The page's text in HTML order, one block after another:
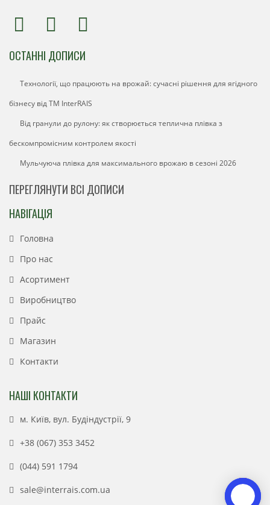
ОСТАННІ ДОПИСИ
Технології, що працюють на врожай: сучасні рішення для ягідного
бізнесу від ТМ InterRAIS
Від гранули до рулону: як створюється теплична плівка з
бескомпромісним контролем якості
Мульчуюча плівка для максимального врожаю в сезоні 2026
ПЕРЕГЛЯНУТИ ВСІ ДОПИСИ
НАВІГАЦІЯ
Головна
Про нас
Асортимент
Виробництво
Прайс
Магазин
Контакти
НАШІ КОНТАКТИ
м. Київ, вул. Будіндустрії, 9
+38 (067) 353 3452
(044) 591 1794
sale@interrais.com.ua